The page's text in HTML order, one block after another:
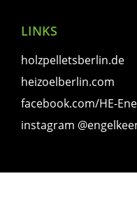
LINKS
holzpelletsberlin.de
heizoelberlin.com
facebook.com/HE-
instagram